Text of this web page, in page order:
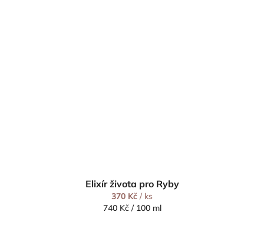
Elixír života pro Ryby
370 Kč / ks
Měrná
740 Kč / 100 ml